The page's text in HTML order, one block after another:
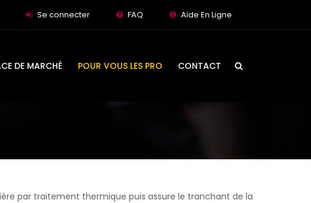
Se connecter FAQ Aide En Ligne
DE MARCHÉ POUR VOUS LES PRO CONTACT
par traitement thermique puis assure le tranchant de la